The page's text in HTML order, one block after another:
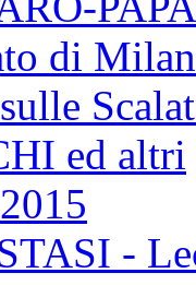
di
ed altri
-